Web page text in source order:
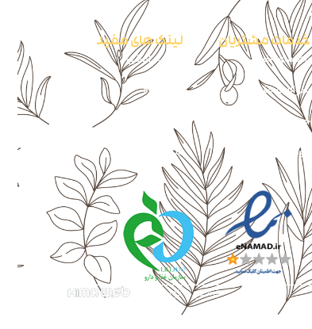
خدمات مشتریان
راهنمای خرید
سوالات متداول
حریم خصوصی
قوانین و مقررات
لینک های مفید
صفحه اصلی
فروشگاه
سبد خرید
طراحی و توسعه :